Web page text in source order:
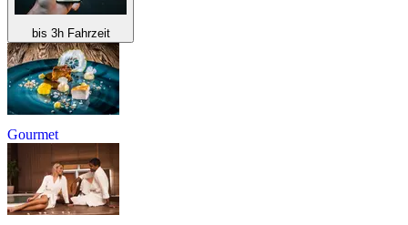
bis 3h Fahrzeit
Gourmet